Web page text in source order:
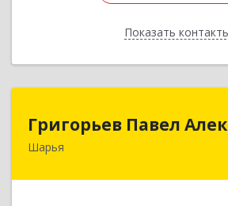
ПоказатьНазад
Григорьев Павел
Шарья157505, Костромская